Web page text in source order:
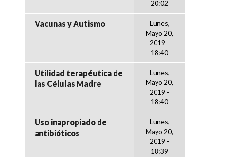
20:02
Vacunas y Autismo
Lunes,
Mayo 20,
2019 -
18:40
Utilidad terapéutica de
las Células Madre
Lunes,
Mayo 20,
2019 -
18:40
Uso inapropiado de
antibióticos
Lunes,
Mayo 20,
2019 -
18:39